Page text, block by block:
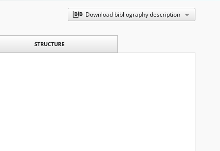
Download bibliography description
STRUCTURE